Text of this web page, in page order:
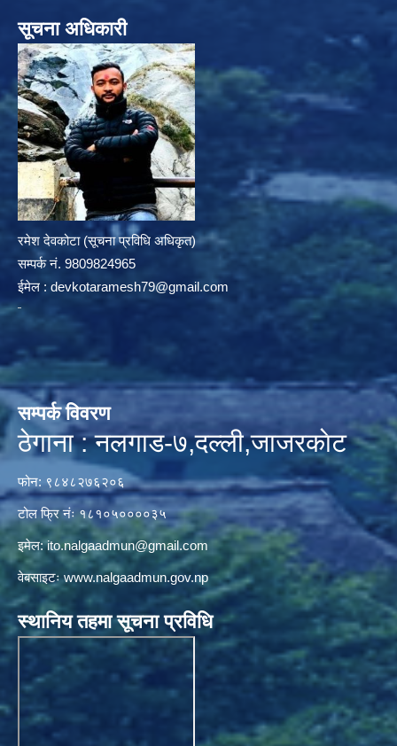
सूचना अधिकारी
रमेश देवकोटा (सूचना प्रविधि अधिकृत)
सम्पर्क न‌ं. 9809824965
ईमेल : devkotaramesh79@gmail.com
सम्पर्क विवरण
ठेगाना : नलगाड-७,दल्ली,जाजरकाेट
फोन: ९८४८२७६२०६
टोल फ्रि नंः १८१०५००००३५
इमेल:ito.nalgaadmun@gmail.com
वेबसाइटःwww.nalgaadmun.gov.np
स्थानिय तहमा सूचना प्रविधि